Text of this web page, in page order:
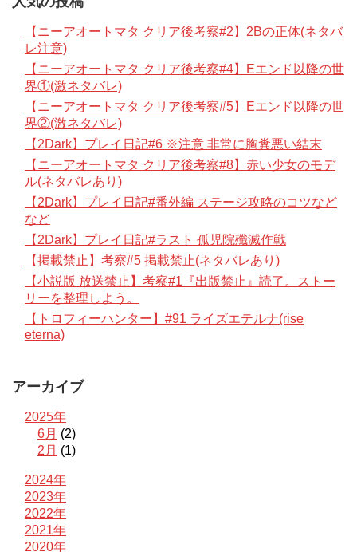
【ニーアオートマタ クリア後考察#2】2Bの正体(ネタバ
レ注意)
【ニーアオートマタ クリア後考察#4】Eエンド以降の世
界①(激ネタバレ)
【ニーアオートマタ クリア後考察#5】Eエンド以降の世
界②(激ネタバレ)
【2Dark】プレイ日記#6 ※注意 非常に胸糞悪い結末
【ニーアオートマタ クリア後考察#8】赤い少女のモデ
ル(ネタバレあり)
【2Dark】プレイ日記#番外編 ステージ攻略のコツなど
など
【2Dark】プレイ日記#ラスト 孤児院殲滅作戦
【掲載禁止】考察#5 掲載禁止(ネタバレあり)
【小説版 放送禁止】考察#1『出版禁止』読了。ストー
リーを整理しよう。
【トロフィーハンター】#91 ライズエテルナ(rise
eterna)
アーカイブ
2025年
6月 (2)
2月 (1)
2024年
2023年
2022年
2021年
2020年